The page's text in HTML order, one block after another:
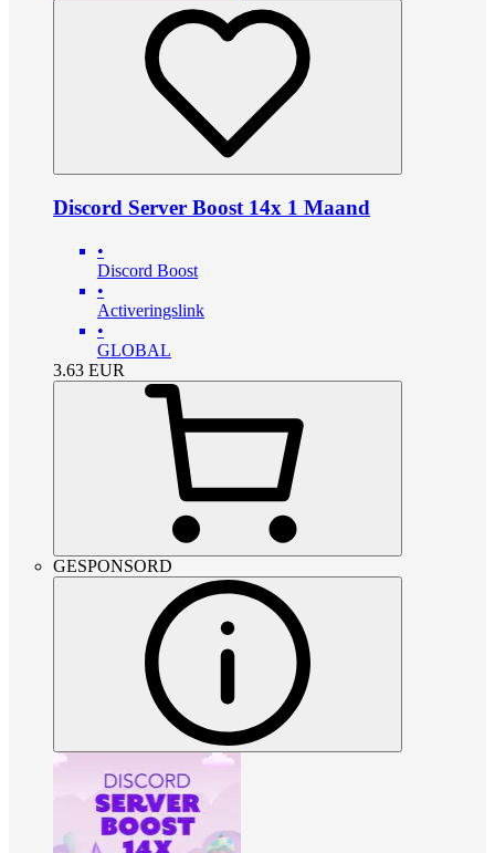
Discord Server Boost 14x 1 Maand
•
Discord Boost
•
Activeringslink
•
GLOBAL
3.63 EUR
GESPONSORD